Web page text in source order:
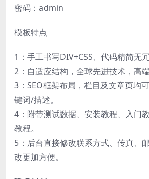
密码：admin
模板特点
1：手工书写DIV+CSS、代码精简无冗
2：自适应结构，全球先进技术，高端
3：SEO框架布局，栏目及文章页均
键词/描述。
4：附带测试数据、安装教程、入门
教程。
5：后台直接修改联系方式、传真、
改更加方便。